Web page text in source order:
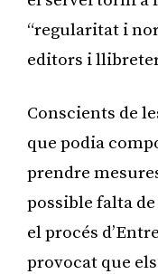
“regularitat i
editors i
Conscients de
que podia
prendre
possible falta
el procés
provocat que